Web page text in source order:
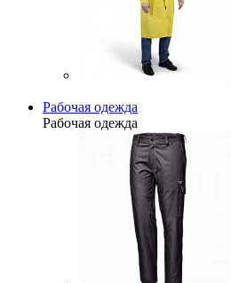
Рабочая одежда
Рабочая одежда